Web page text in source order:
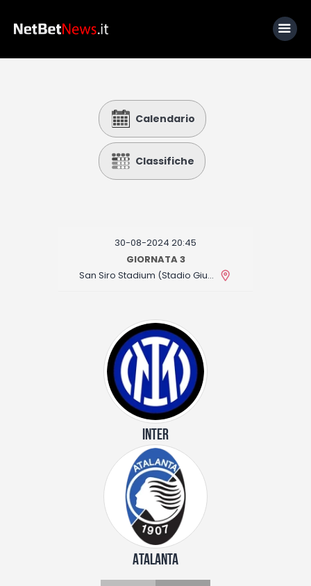
Calcio
Basket
Fantacalcio
I consigli di Giulia
Calendario
Classifiche
30-08-2024 20:45
GIORNATA 3
San Siro Stadium (Stadio Giuseppe Meazza)
INTER
ATALANTA